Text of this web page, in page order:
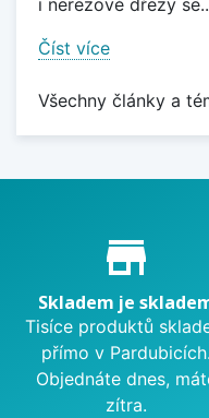
i nerezové dřezy
Číst více
Všechny články a
Proč nakupovat u
store_mall_directory
Skladem je
Tisíce produktů
přímo v Pardubicích.
Objednáte dnes,
zítra.